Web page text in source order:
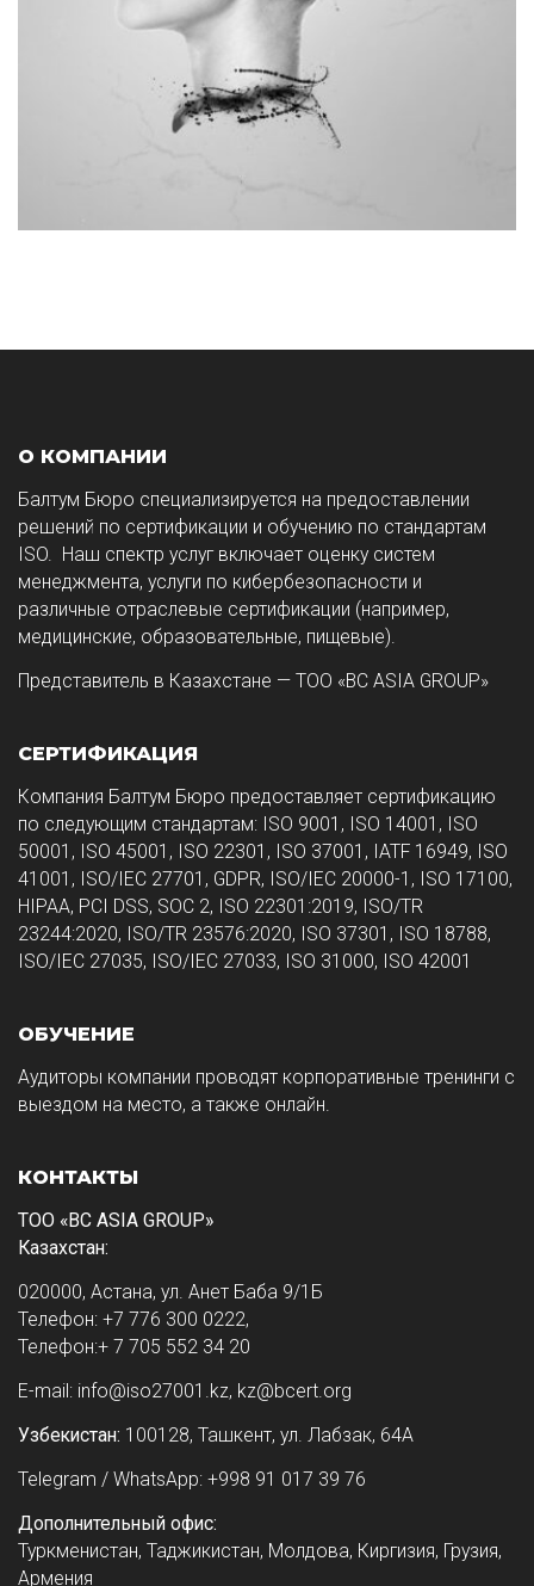
О КОМПАНИИ
Балтум Бюро специализируется на предоставлении
решений по сертификации и обучению по стандартам
ISO. Наш спектр услуг включает оценку систем
менеджмента, услуги по кибербезопасности и
различные отраслевые сертификации (например,
медицинские, образовательные, пищевые).
Представитель в Казахстане — ТОО «BC ASIA GROUP»
СЕРТИФИКАЦИЯ
Компания Балтум Бюро предоставляет сертификацию
по следующим стандартам: ISO 9001, ISO 14001, ISO
50001, ISO 45001, ISO 22301, ISO 37001, IATF 16949, ISO
41001, ISO/IEC 27701, GDPR, ISO/IEC 20000-1, ISO 17100,
HIPAA, PCI DSS, SOC 2, ISO 22301:2019, ISO/TR
23244:2020, ISO/TR 23576:2020, ISO 37301, ISO 18788,
ISO/IEC 27035, ISO/IEC 27033, ISO 31000, ISO 42001
ОБУЧЕНИЕ
Аудиторы компании проводят корпоративные тренинги с
выездом на место, а также онлайн.
КОНТАКТЫ
ТОО «BC ASIA GROUP»
Казахстан:
020000, Астана, ул. Анет Баба 9/1Б
Телефон: +7 776 300 0222,
Телефон:+ 7 705 552 34 20
E-mail: info@iso27001.kz, kz@bcert.org
Узбекистан: 100128, Ташкент, ул. Лабзак, 64А
Telegram / WhatsApp: +998 91 017 39 76
Дополнительный офис:
Туркменистан, Таджикистан, Молдова, Киргизия, Грузия,
Армения